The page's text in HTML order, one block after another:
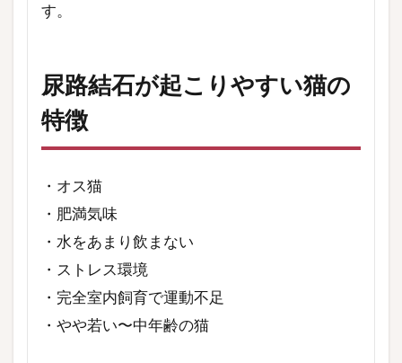
す。
尿路結石が起こりやすい猫の
特徴
・オス猫
・肥満気味
・水をあまり飲まない
・ストレス環境
・完全室内飼育で運動不足
・やや若い〜中年齢の猫